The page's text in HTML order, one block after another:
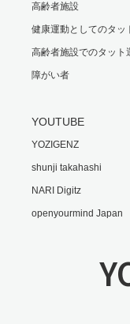
高齢者施設
健康運動としてのタッ
高齢者施設でのタット
障がい者
YOUTUBE
YOZIGENZ
shunji takahashi
NARI Digitz
openyourmind Japan